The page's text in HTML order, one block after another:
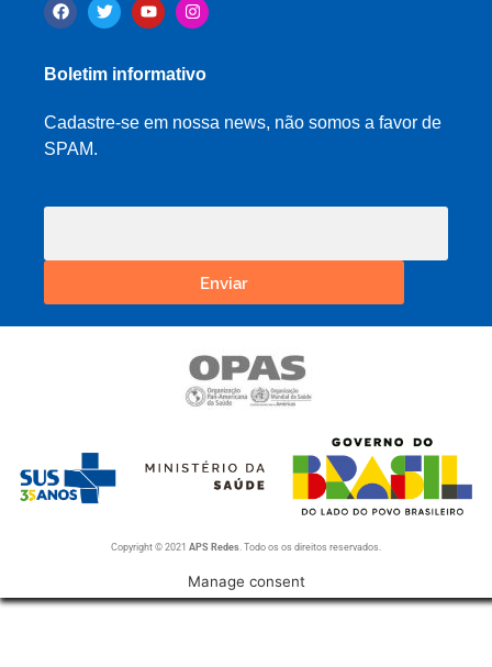
Boletim informativo
Cadastre-se em nossa news, não somos a favor de
SPAM.
Enviar
Copyright © 2021 APS Redes. Todo os os direitos reservados.
Manage consent